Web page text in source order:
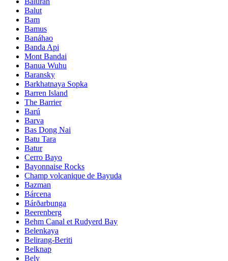
Balut
Bam
Bamus
Banáhao
Banda Api
Mont Bandai
Banua Wuhu
Baransky
Barkhatnaya Sopka
Barren Island
The Barrier
Barú
Barva
Bas Dong Nai
Batu Tara
Batur
Cerro Bayo
Bayonnaise Rocks
Champ volcanique de Bayuda
Bazman
Bárcena
Bárðarbunga
Beerenberg
Behm Canal et Rudyerd Bay
Belenkaya
Belirang-Beriti
Belknap
Bely